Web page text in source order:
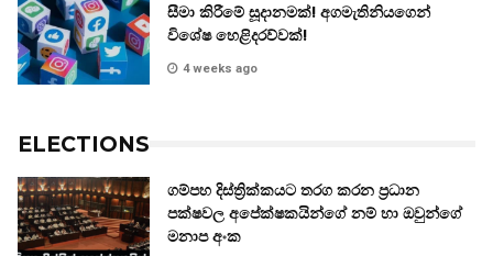
සීමා කිරීමේ සූදානමක්! අගමැතිනියගෙන්
විශේෂ හෙළිදරව්වක්!
4 weeks ago
ELECTIONS
ගම්පහ දිස්ත්‍රික්කයට තරග කරන ප්‍රධාන
පක්ෂවල අපේක්ෂකයින්ගේ නම් හා ඔවුන්ගේ
මනාප අංක